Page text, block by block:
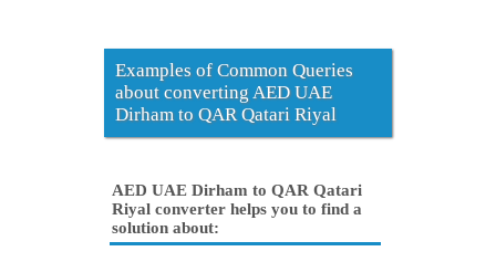
Examples of Common Queries
about converting AED UAE
Dirham to QAR Qatari Riyal
AED UAE Dirham to QAR Qatari
Riyal converter helps you to find a
solution about: